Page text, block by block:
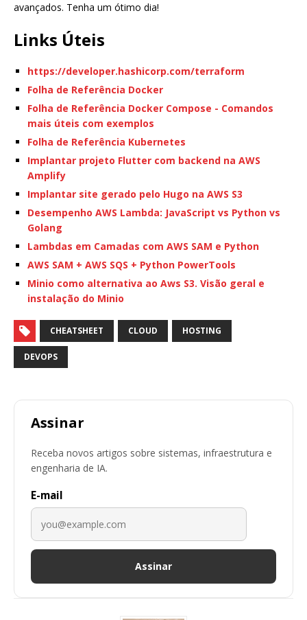
avançados. Tenha um ótimo dia!
Links Úteis
https://developer.hashicorp.com/terraform
Folha de Referência Docker
Folha de Referência Docker Compose - Comandos
mais úteis com exemplos
Folha de Referência Kubernetes
Implantar projeto Flutter com backend na AWS
Amplify
Implantar site gerado pelo Hugo na AWS S3
Desempenho AWS Lambda: JavaScript vs Python vs
Golang
Lambdas em Camadas com AWS SAM e Python
AWS SAM + AWS SQS + Python PowerTools
Minio como alternativa ao Aws S3. Visão geral e
instalação do Minio
CHEATSHEET CLOUD HOSTING
DEVOPS
Assinar
Receba novos artigos sobre sistemas, infraestrutura e
engenharia de IA.
E-mail
Assinar